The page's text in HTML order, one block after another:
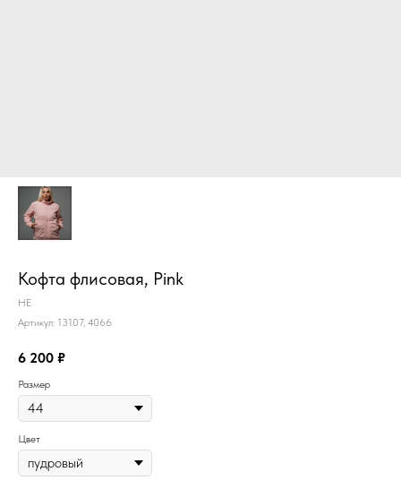
Кофта флисовая, Pink
HE
Артикул: 13107, 4066
6 200 ₽
Размер
Цвет